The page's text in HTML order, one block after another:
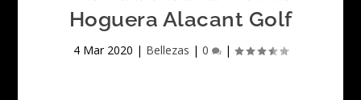
Hoguera Alacant Golf
4 Mar 2020 | Bellezas | 0 |